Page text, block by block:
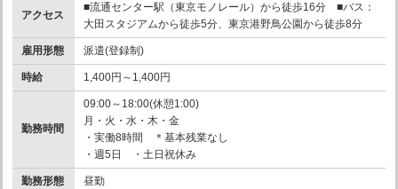
アクセス
■流通センター駅（東京モノレール）から徒歩16分 ■バス：
大田スタジアムから徒歩5分、東京港野鳥公園から徒歩8分
雇用形態 派遣(登録制)
時給 1,400円～1,400円
勤務時間
09:00～18:00(休憩1:00)
月・火・水・木・金
・実働8時間 ＊基本残業なし
・週5日 ・土日祝休み
勤務形態 昼勤